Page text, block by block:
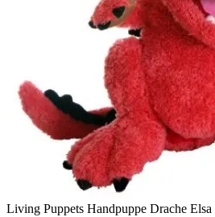
Living Puppets Handpuppe Drache Elsa